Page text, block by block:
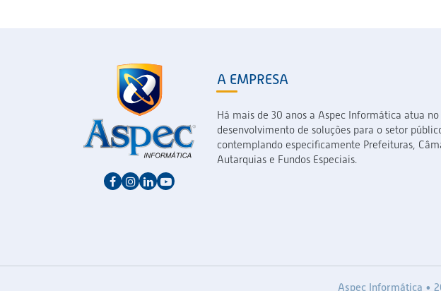
A EMPRESA
Há mais de 30 anos a Aspec Informática atua no
desenvolvimento de soluções para o setor
contemplando especificamente Prefeituras,
Autarquias e Fundos Especiais.
Aspec Informática •